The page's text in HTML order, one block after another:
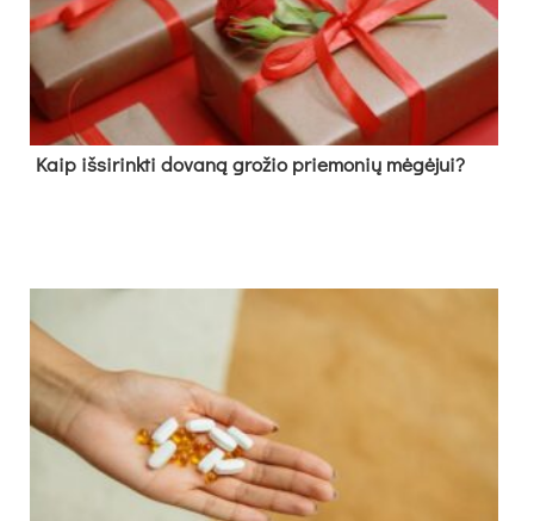
Kaip išsirinkti dovaną grožio priemonių mėgėjui?